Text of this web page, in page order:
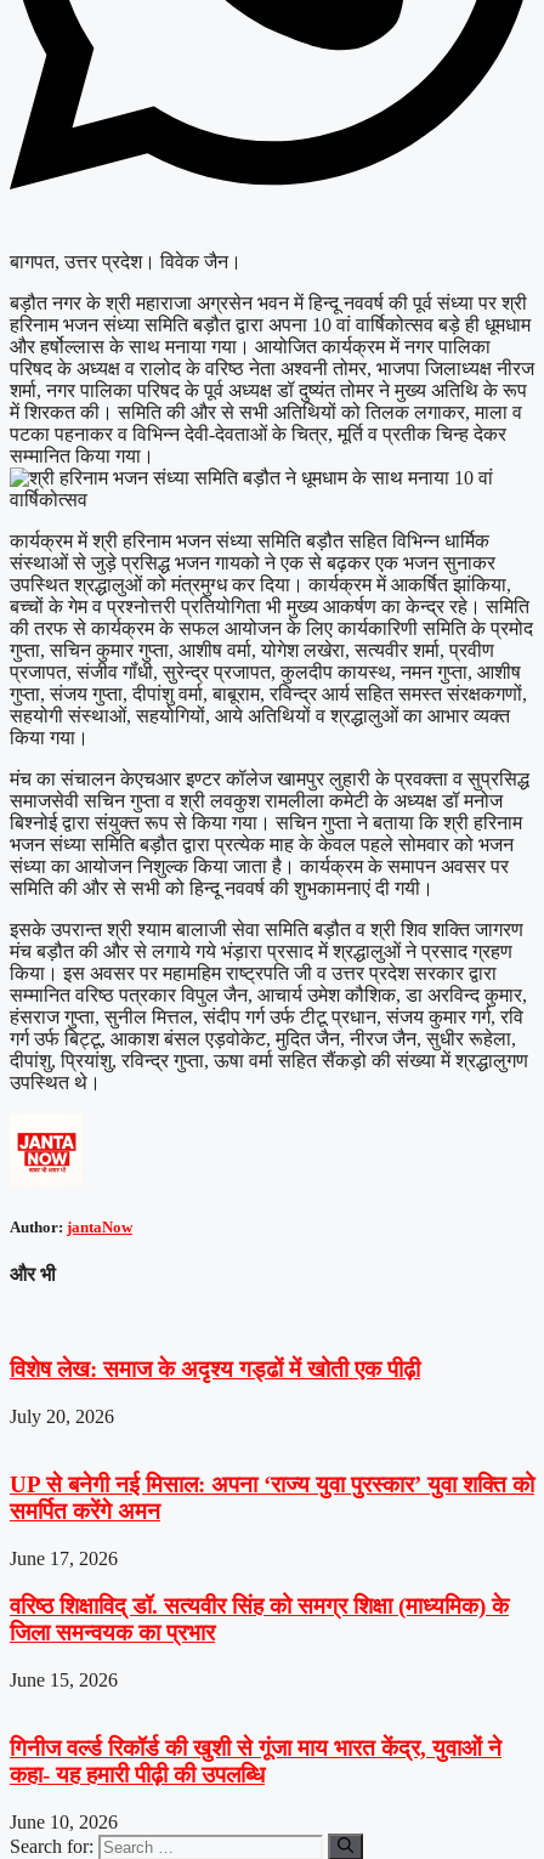
बागपत, उत्तर प्रदेश। विवेक जैन।
बड़ौत नगर के श्री महाराजा अग्रसेन भवन में हिन्दू नववर्ष की पूर्व संध्या पर श्री
हरिनाम भजन संध्या समिति बड़ौत द्वारा अपना 10 वां वार्षिकोत्सव बड़े ही धूमधाम
और हर्षोल्लास के साथ मनाया गया। आयोजित कार्यक्रम में नगर पालिका
परिषद के अध्यक्ष व रालोद के वरिष्ठ नेता अश्वनी तोमर, भाजपा जिलाध्यक्ष नीरज
शर्मा, नगर पालिका परिषद के पूर्व अध्यक्ष डॉ दुष्यंत तोमर ने मुख्य अतिथि के रूप
में शिरकत की। समिति की और से सभी अतिथियों को तिलक लगाकर, माला व
पटका पहनाकर व विभिन्न देवी-देवताओं के चित्र, मूर्ति व प्रतीक चिन्ह देकर
सम्मानित किया गया।
कार्यक्रम में श्री हरिनाम भजन संध्या समिति बड़ौत सहित विभिन्न धार्मिक
संस्थाओं से जुड़े प्रसिद्ध भजन गायको ने एक से बढ़कर एक भजन सुनाकर
उपस्थित श्रद्धालुओं को मंत्रमुग्ध कर दिया। कार्यक्रम में आकर्षित झांकिया,
बच्चों के गेम व प्रश्नोत्तरी प्रतियोगिता भी मुख्य आकर्षण का केन्द्र रहे। समिति
की तरफ से कार्यक्रम के सफल आयोजन के लिए कार्यकारिणी समिति के प्रमोद
गुप्ता, सचिन कुमार गुप्ता, आशीष वर्मा, योगेश लखेरा, सत्यवीर शर्मा, प्रवीण
प्रजापत, संजीव गॉंधी, सुरेन्द्र प्रजापत, कुलदीप कायस्थ, नमन गुप्ता, आशीष
गुप्ता, संजय गुप्ता, दीपांशु वर्मा, बाबूराम, रविन्द्र आर्य सहित समस्त संरक्षकगणों,
सहयोगी संस्थाओं, सहयोगियों, आये अतिथियों व श्रद्धालुओं का आभार व्यक्त
किया गया।
मंच का संचालन केएचआर इण्टर कॉलेज खामपुर लुहारी के प्रवक्ता व सुप्रसिद्ध
समाजसेवी सचिन गुप्ता व श्री लवकुश रामलीला कमेटी के अध्यक्ष डॉ मनोज
बिश्नोई द्वारा संयुक्त रूप से किया गया। सचिन गुप्ता ने बताया कि श्री हरिनाम
भजन संध्या समिति बड़ौत द्वारा प्रत्येक माह के केवल पहले सोमवार को भजन
संध्या का आयोजन निशुल्क किया जाता है। कार्यक्रम के समापन अवसर पर
समिति की और से सभी को हिन्दू नववर्ष की शुभकामनाएं दी गयी।
इसके उपरान्त श्री श्याम बालाजी सेवा समिति बड़ौत व श्री शिव शक्ति जागरण
मंच बड़ौत की और से लगाये गये भंड़ारा प्रसाद में श्रद्धालुओं ने प्रसाद ग्रहण
किया। इस अवसर पर महामहिम राष्ट्रपति जी व उत्तर प्रदेश सरकार द्वारा
सम्मानित वरिष्ठ पत्रकार विपुल जैन, आचार्य उमेश कौशिक, डा अरविन्द कुमार,
हंसराज गुप्ता, सुनील मित्तल, संदीप गर्ग उर्फ टीटू प्रधान, संजय कुमार गर्ग, रवि
गर्ग उर्फ बिट्टू, आकाश बंसल एड़वोकेट, मुदित जैन, नीरज जैन, सुधीर रूहेला,
दीपांशु, प्रियांशु, रविन्द्र गुप्ता, ऊषा वर्मा सहित सैंकड़ो की संख्या में श्रद्धालुगण
उपस्थित थे।
Author: jantaNow
और भी
विशेष लेख: समाज के अदृश्य गड्ढों में खोती एक पीढ़ी
July 20, 2026
UP से बनेगी नई मिसाल: अपना ‘राज्य युवा पुरस्कार’ युवा शक्ति को
समर्पित करेंगे अमन
June 17, 2026
वरिष्ठ शिक्षाविद् डॉ. सत्यवीर सिंह को समग्र शिक्षा (माध्यमिक) के
जिला समन्वयक का प्रभार
June 15, 2026
गिनीज वर्ल्ड रिकॉर्ड की खुशी से गूंजा माय भारत केंद्र, युवाओं ने
कहा- यह हमारी पीढ़ी की उपलब्धि
June 10, 2026
Search for: